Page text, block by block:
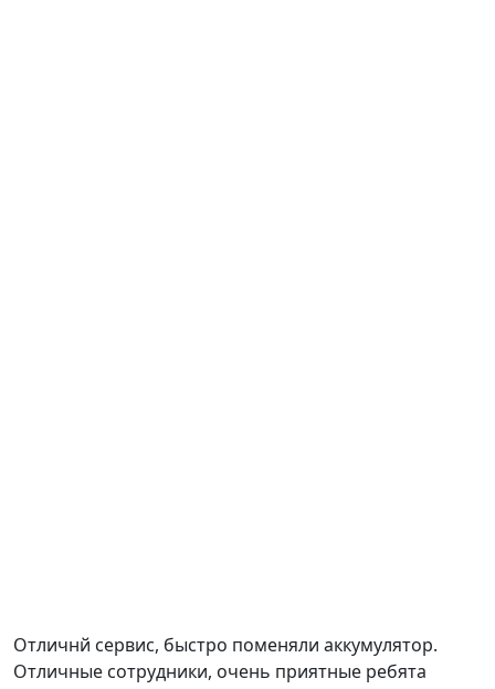
Отличнй сервис, быстро поменяли аккумулятор.
Отличные сотрудники, очень приятные ребята